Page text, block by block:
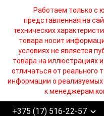
Работаем только с
представленная на
технических
товара носит
условиях не является
товара на иллюстрациях
отличаться от реального
информации о
к менеджерам
+375 (17) 516-22-57